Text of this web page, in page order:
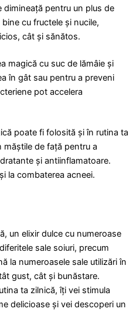
dimineață pentru un plus de
cu fructele și nucile,
cât și sănătos.
magică cu suc de lămâie și
în gât sau pentru a preveni
pot accelera
poate fi folosită și în rutina ta
de față pentru a
și antiinflamatoare.
la combaterea acneei.
un elixir dulce cu numeroase
sale soiuri, precum
la numeroasele sale utilizări în
gust, cât și bunăstare.
ta zilnică, îți vei stimula
delicioase și vei descoperi un